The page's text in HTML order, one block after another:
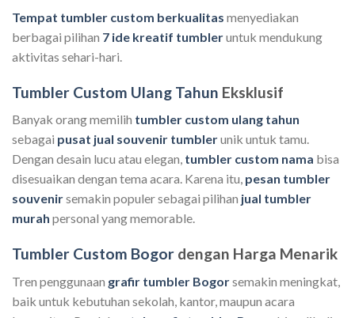
Tempat tumbler custom berkualitas menyediakan
berbagai pilihan 7 ide kreatif tumbleruntuk mendukung
aktivitas sehari-hari.
Tumbler Custom Ulang Tahun Eksklusif
Banyak orang memilih tumbler custom ulang tahun
sebagai pusat jual souvenir tumblerunik untuk tamu.
Dengan desain lucu atau elegan, tumbler custom nama bisa
disesuaikan dengan tema acara. Karena itu, pesan tumbler
souvenirsemakin populer sebagai pilihan jual tumbler
murah personal yang memorable.
Tumbler Custom Bogor dengan Harga Menarik
Tren penggunaan grafir tumbler Bogorsemakin meningkat,
baik untuk kebutuhan sekolah, kantor, maupun acara